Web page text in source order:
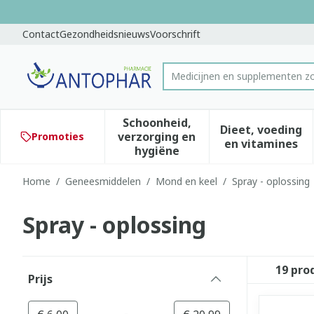
ContactGezondheidsnieuwsVoorschrift
Product, merk, categorie...
Medicijnen en supplementen
Promoties
Schoonheid,
verzorging en
hygiëne
Toon submenu voor
Dieet, voeding
en vitamines
Toon
Home / Geneesmiddelen / Mond en keel / Spray - oplossing
Spray - oplossing
Prijs
19